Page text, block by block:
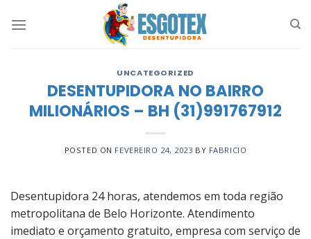
UNCATEGORIZED
DESENTUPIDORA NO BAIRRO
MILIONÁRIOS – BH (31)991767912
POSTED ON FEVEREIRO 24, 2023 BY FABRICIO
Desentupidora 24 horas, atendemos em toda região
metropolitana de Belo Horizonte. Atendimento
imediato e orçamento gratuito, empresa com serviço de